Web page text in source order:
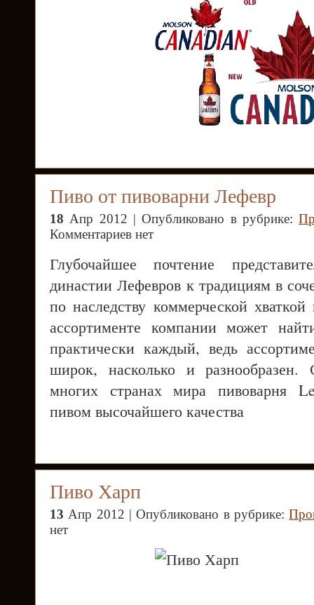
Пиво от пивоварни Лефевр
18 Апр 2012 | Опубликовано в рубрике:
Комментариев нет
Глубочайшее почтение
династии Лефевров к традициям в
по наследству коммерческой
ассортименте компании может
практически каждый, ведь
широк, насколько и разнообразен.
многих странах мира пивоварня
пивом высочайшего качества
Пиво Харп
13 Апр 2012 | Опубликовано в рубрике:
нет